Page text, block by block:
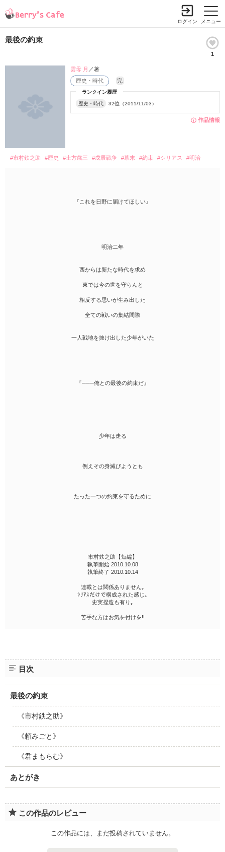
メニュー
ログイン
最後の約束
1
作品情報
ランクイン履歴
歴史・時代 32位（2011/11/03）
歴史・時代 完
雲母 月 ／著
#市村鉄之助 #歴史 #土方歳三 #戊辰戦争 #幕末 #約束 #シリアス #明治
『これを日野に届けてほしい』
明治二年
西からは新たな時代を求め
東では今の世を守らんと
相反する思いが生み出した
全ての戦いの集結間際
一人戦地を抜け出した少年がいた
『───俺との最後の約束だ』
少年は走る
例えその身滅びようとも
たった一つの約束を守るために
市村鉄之助【短編】
執筆開始 2010.10.08
執筆終了 2010.10.14
連載とは関係ありません｡
ｼﾘｱｽだけで構成された感じ｡
史実捏造も有り｡
苦手な方はお気を付けを!!
目次
最後の約束
《市村鉄之助》
《頼みごと》
《君まもらむ》
あとがき
この作品のレビュー
この作品には、まだ投稿されていません。